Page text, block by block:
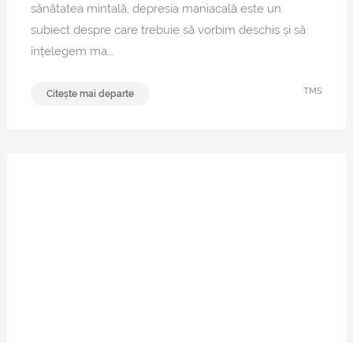
sănătatea mintală, depresia maniacală este un
subiect despre care trebuie să vorbim deschis și să
înțelegem ma...
Citește mai departe TMS